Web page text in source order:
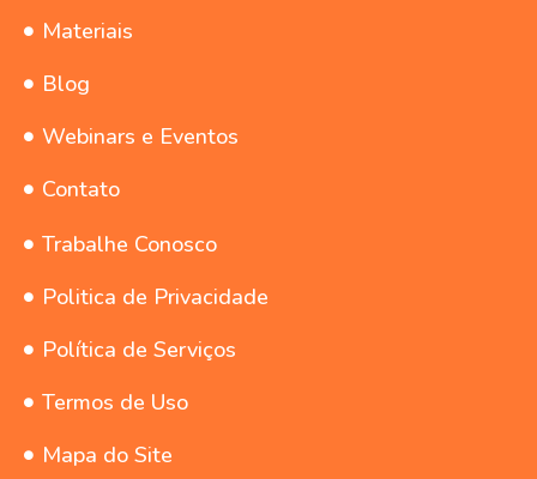
Materiais
Blog
Webinars e Eventos
Contato
Trabalhe Conosco
Politica de Privacidade
Política de Serviços
Termos de Uso
Mapa do Site